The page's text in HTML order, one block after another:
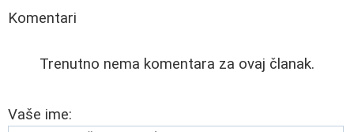
Komentari
Trenutno nema komentara za ovaj članak.
Vaše ime: